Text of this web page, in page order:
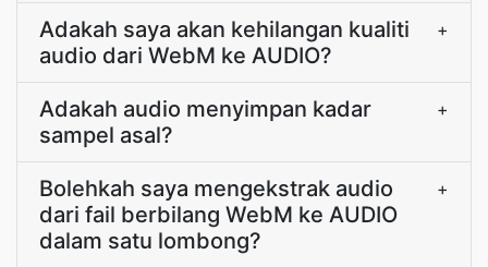
Adakah saya akan kehilangan kualiti
audio dari WebM ke AUDIO?
+
Adakah audio menyimpan kadar
sampel asal?
+
Bolehkah saya mengekstrak audio
dari fail berbilang WebM ke AUDIO
dalam satu lombong?
+